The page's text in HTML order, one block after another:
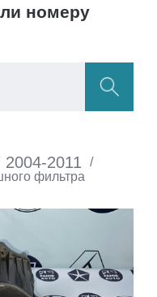
номеру
2004-2011 /
фильтра